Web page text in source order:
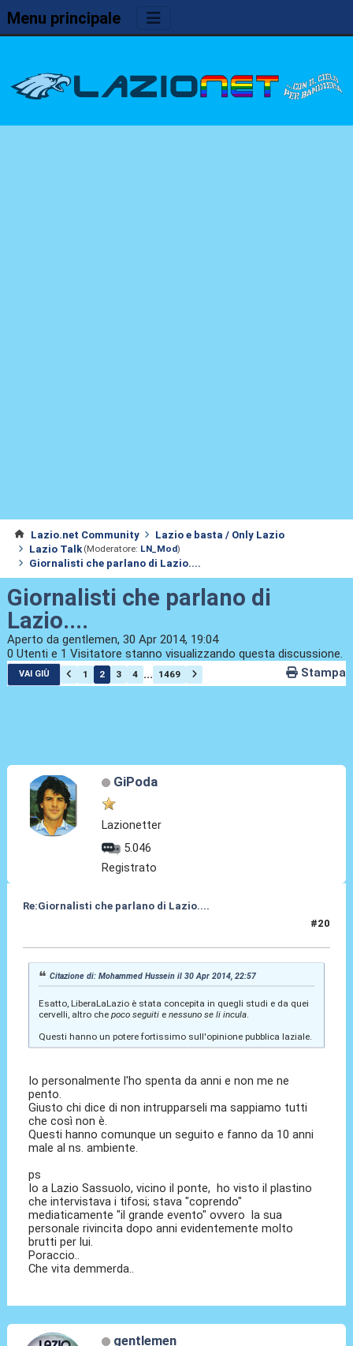
Menu principale
Lazio.net Community
Lazio e basta / Only Lazio
Lazio Talk (Moderatore: LN_Mod)
Giornalisti che parlano di Lazio....
Giornalisti che parlano di
Lazio....
Aperto da gentlemen, 30 Apr 2014, 19:04
0 Utenti e 1 Visitatore stanno visualizzando questa discussione.
VAI GIÙ 1 2 3 4 ... 1469 Stampa
GiPoda
Lazionetter
5.046
Registrato
Re:Giornalisti che parlano di Lazio....
#20
Citazione di: Mohammed Hussein il 30 Apr 2014, 22:57
Esatto, LiberaLaLazio è stata concepita in quegli studi e da quei
cervelli, altro chepoco seguitie nessuno se li incula.
Questi hanno un potere fortissimo sull'opinione pubblica laziale.
Io personalmente l'ho spenta da anni e non me ne
pento.
Giusto chi dice di non intrupparseli ma sappiamo tutti
che così non è.
Questi hanno comunque un seguito e fanno da 10 anni
male al ns. ambiente.
ps
Io a Lazio Sassuolo, vicino il ponte, ho visto il plastino
che intervistava i tifosi; stava "coprendo"
mediaticamente "il grande evento" ovvero la sua
personale rivincita dopo anni evidentemente molto
brutti per lui.
Poraccio..
Che vita demmerda..
gentlemen